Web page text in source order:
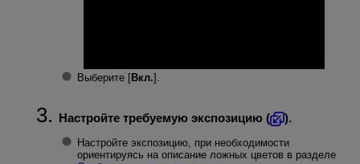
Выберите [Вкл.].
Настройте требуемую экспозицию ( ).
Настройте экспозицию, при необходимости
ориентируясь на описание ложных цветов в разделе